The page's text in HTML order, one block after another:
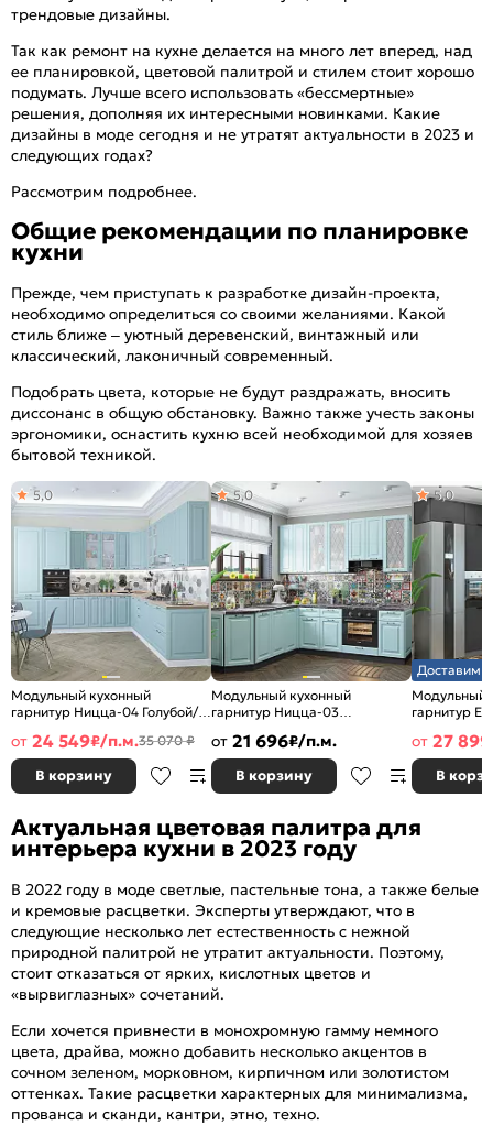
трендовые дизайны.
Так как ремонт на кухне делается на много лет вперед, над
ее планировкой, цветовой палитрой и стилем стоит хорошо
подумать. Лучше всего использовать «бессмертные»
решения, дополняя их интересными новинками. Какие
дизайны в моде сегодня и не утратят актуальности в 2023 и
следующих годах?
Рассмотрим подробнее.
Общие рекомендации по планировке
кухни
Прежде, чем приступать к разработке дизайн-проекта,
необходимо определиться со своими желаниями. Какой
стиль ближе – уютный деревенский, винтажный или
классический, лаконичный современный.
Подобрать цвета, которые не будут раздражать, вносить
диссонанс в общую обстановку. Важно также учесть законы
эргономики, оснастить кухню всей необходимой для хозяев
бытовой техникой.
Модульный кухонный
гарнитур Ницца-04 Голубой/
5,0
от 24 549₽/п.м.35 070 ₽
В корзину
Модульный кухонный
гарнитур Ницца-03
2340x1890/2400x600
5,0
от 21 696₽/п.м.
В корзину
Доставим
Модульный
гарнитур
2500x2400/
5,0
от 27 899
В
Актуальная цветовая палитра для
интерьера кухни в 2023 году
В 2022 году в моде светлые, пастельные тона, а также белые
и кремовые расцветки. Эксперты утверждают, что в
следующие несколько лет естественность с нежной
природной палитрой не утратит актуальности. Поэтому,
стоит отказаться от ярких, кислотных цветов и
«вырвиглазных» сочетаний.
Если хочется привнести в монохромную гамму немного
цвета, драйва, можно добавить несколько акцентов в
сочном зеленом, морковном, кирпичном или золотистом
оттенках. Такие расцветки характерных для минимализма,
прованса и сканди, кантри, этно, техно.